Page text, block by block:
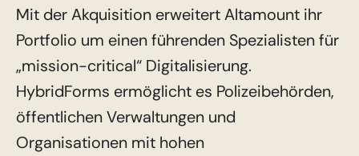
Mit der Akquisition erweitert Altamount ihr
Portfolio um einen führenden Spezialisten für
„mission-critical“ Digitalisierung.
HybridForms ermöglicht es Polizeibehörden,
öffentlichen Verwaltungen und
Organisationen mit hohen